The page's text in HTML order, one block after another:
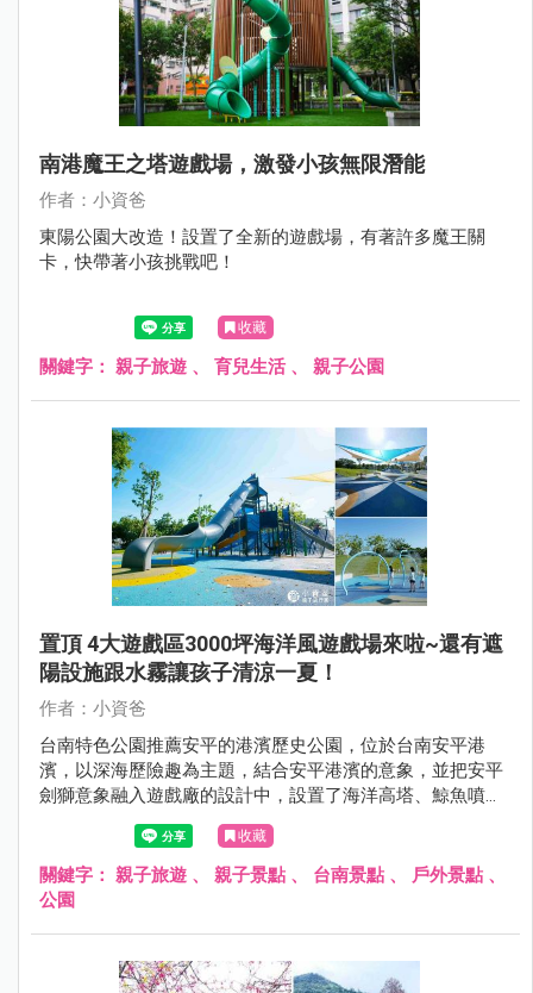
南港魔王之塔遊戲場，激發小孩無限潛能
作者：小資爸
東陽公園大改造！設置了全新的遊戲場，有著許多魔王關
卡，快帶著小孩挑戰吧！
收藏
關鍵字： 親子旅遊 、 育兒生活、 親子公園
置頂 4大遊戲區3000坪海洋風遊戲場來啦~還有遮
陽設施跟水霧讓孩子清涼一夏！
作者：小資爸
台南特色公園推薦安平的港濱歷史公園，位於台南安平港
濱，以深海歷險趣為主題，結合安平港濱的意象，並把安平
劍獅意象融入遊戲廠的設計中，設置了海洋高塔、鯨魚噴
霧、鯨魚尾巴土丘、雙軌滑溜索、繩索闖關、珊瑚礁叢噴
霧、盪鞦韆、綠藻山洞等有趣且富有挑戰性的遊具，結合安
平的定情碼頭德陽艦園區和安平古堡就是很棒的安平親子半
日遊、一日遊呦~現在就跟著小資爸一起來玩安平的港濱歷
收藏
關鍵字： 親子旅遊 、 親子景點 、 台南景點 、 戶外景點 、
公園